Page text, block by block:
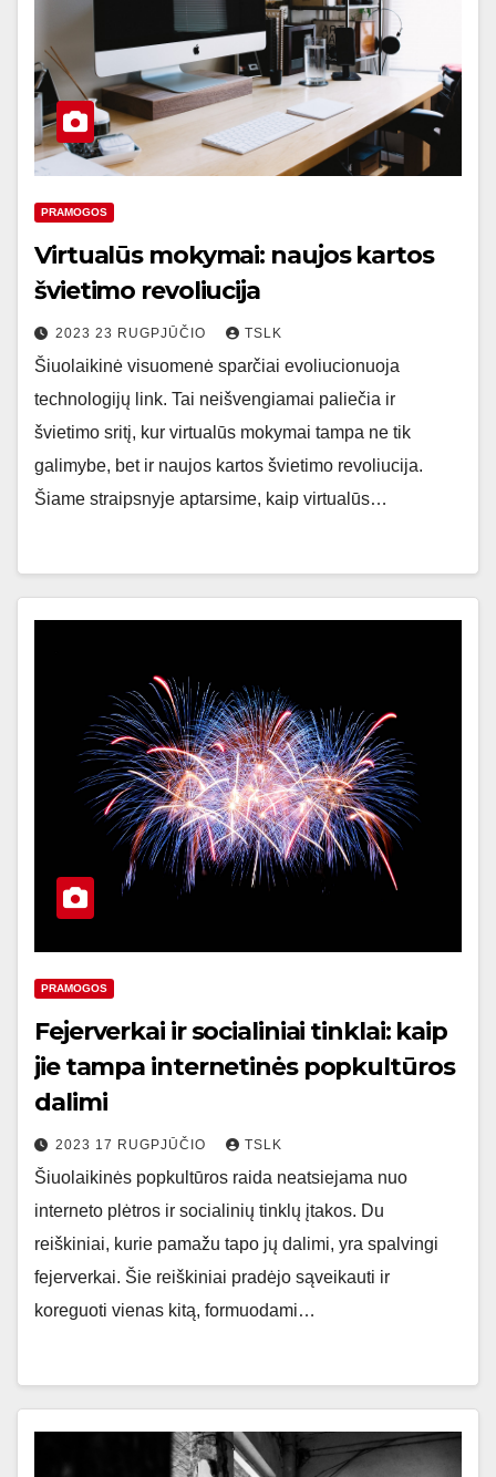
PRAMOGOS
Virtualūs mokymai: naujos kartos
švietimo revoliucija
2023 23 RUGPJŪČIO TSLK
Šiuolaikinė visuomenė sparčiai evoliucionuoja
technologijų link. Tai neišvengiamai paliečia ir
švietimo sritį, kur virtualūs mokymai tampa ne tik
galimybe, bet ir naujos kartos švietimo revoliucija.
Šiame straipsnyje aptarsime, kaip virtualūs…
PRAMOGOS
Fejerverkai ir socialiniai tinklai: kaip
jie tampa internetinės popkultūros
dalimi
2023 17 RUGPJŪČIO TSLK
Šiuolaikinės popkultūros raida neatsiejama nuo
interneto plėtros ir socialinių tinklų įtakos. Du
reiškiniai, kurie pamažu tapo jų dalimi, yra spalvingi
fejerverkai. Šie reiškiniai pradėjo sąveikauti ir
koreguoti vienas kitą, formuodami…